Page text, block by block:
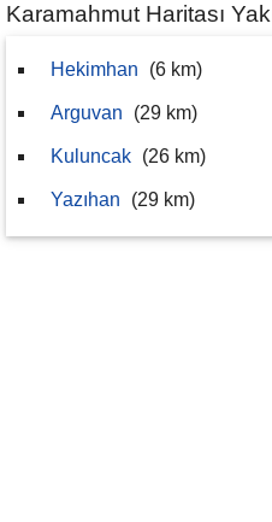
Karamahmut Haritası
Hekimhan (6 km)
Arguvan (29 km)
Kuluncak (26 km)
Yazıhan (29 km)